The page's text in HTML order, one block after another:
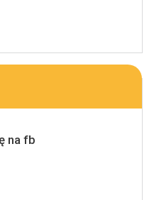
na fb